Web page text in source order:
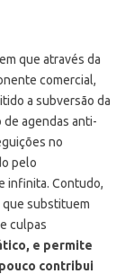
que através da
comercial,
a subversão da
agendas anti-
no
pelo
infinita. Contudo,
substituem
culpas
e permite
contribui